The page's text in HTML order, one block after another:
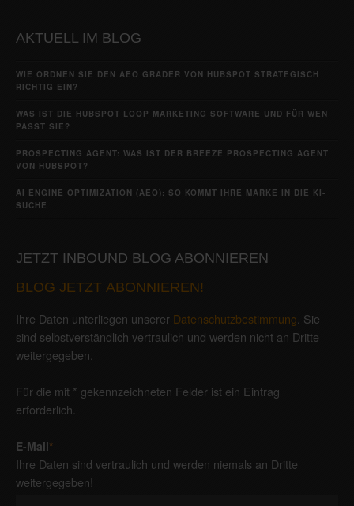
AKTUELL IM BLOG
WIE ORDNEN SIE DEN AEO GRADER VON HUBSPOT STRATEGISCH
RICHTIG EIN?
WAS IST DIE HUBSPOT LOOP MARKETING SOFTWARE UND FÜR WEN
PASST SIE?
PROSPECTING AGENT: WAS IST DER BREEZE PROSPECTING AGENT
VON HUBSPOT?
AI ENGINE OPTIMIZATION (AEO): SO KOMMT IHRE MARKE IN DIE KI-
SUCHE
JETZT INBOUND BLOG ABONNIEREN
BLOG JETZT ABONNIEREN!
Ihre Daten unterliegen unserer Datenschutzbestimmung . Sie
sind selbstverständlich vertraulich und werden nicht an Dritte
weitergegeben.
Für die mit * gekennzeichneten Felder ist ein Eintrag
erforderlich.
E-Mail*
Ihre Daten sind vertraulich und werden niemals an Dritte
weitergegeben!